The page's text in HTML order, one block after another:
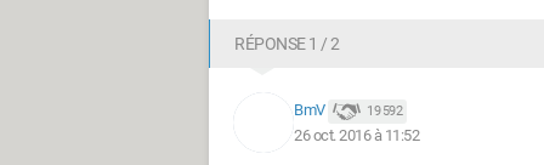
RÉPONSE 1 / 2
BmV 19 592
26 oct. 2016 à 11:52